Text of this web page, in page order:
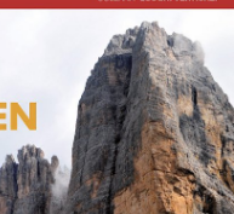
Entdecken